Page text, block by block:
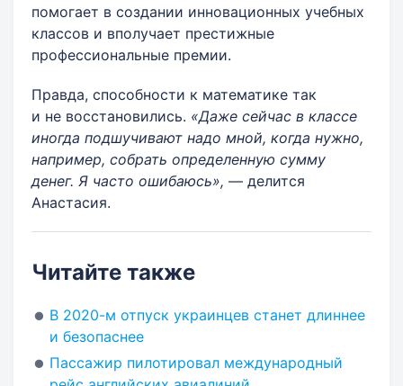
помогает в создании инновационных учебных
классов и вполучает престижные
профессиональные премии.
Правда, способности к математике так
и не восстановились. «Даже сейчас в классе
иногда подшучивают надо мной, когда нужно,
например, собрать определенную сумму
денег. Я часто ошибаюсь», — делится
Анастасия.
Читайте также
В 2020-м отпуск украинцев станет длиннее
и безопаснее
Пассажир пилотировал международный